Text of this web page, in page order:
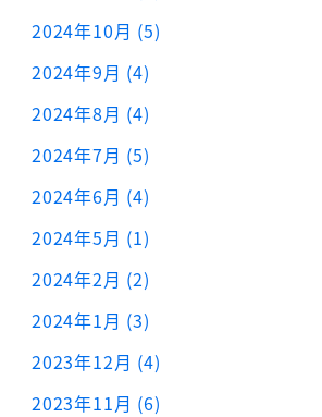
2024年10月 (5)
2024年9月 (4)
2024年8月 (4)
2024年7月 (5)
2024年6月 (4)
2024年5月 (1)
2024年2月 (2)
2024年1月 (3)
2023年12月 (4)
2023年11月 (6)